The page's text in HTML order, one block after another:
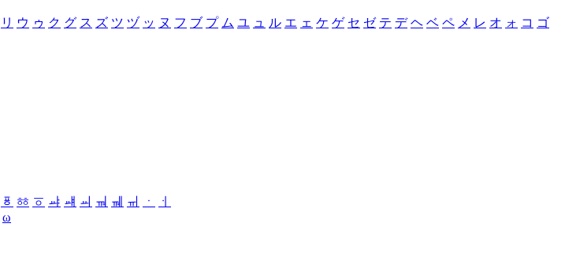
リ ウ ゥ ク グ ス ズ ツ ヅ ッ ヌ フ ブ プ ム ユ ュ ル エ ェ ケ ゲ セ ゼ テ デ ヘ ベ ペ メ レ オ ォ コ ゴ
ㆄ ㆅ ㆆ ㆇ ㆈ ㆉ ㆊ ㆋ ㆌ ㆍ
ㆎ
ω